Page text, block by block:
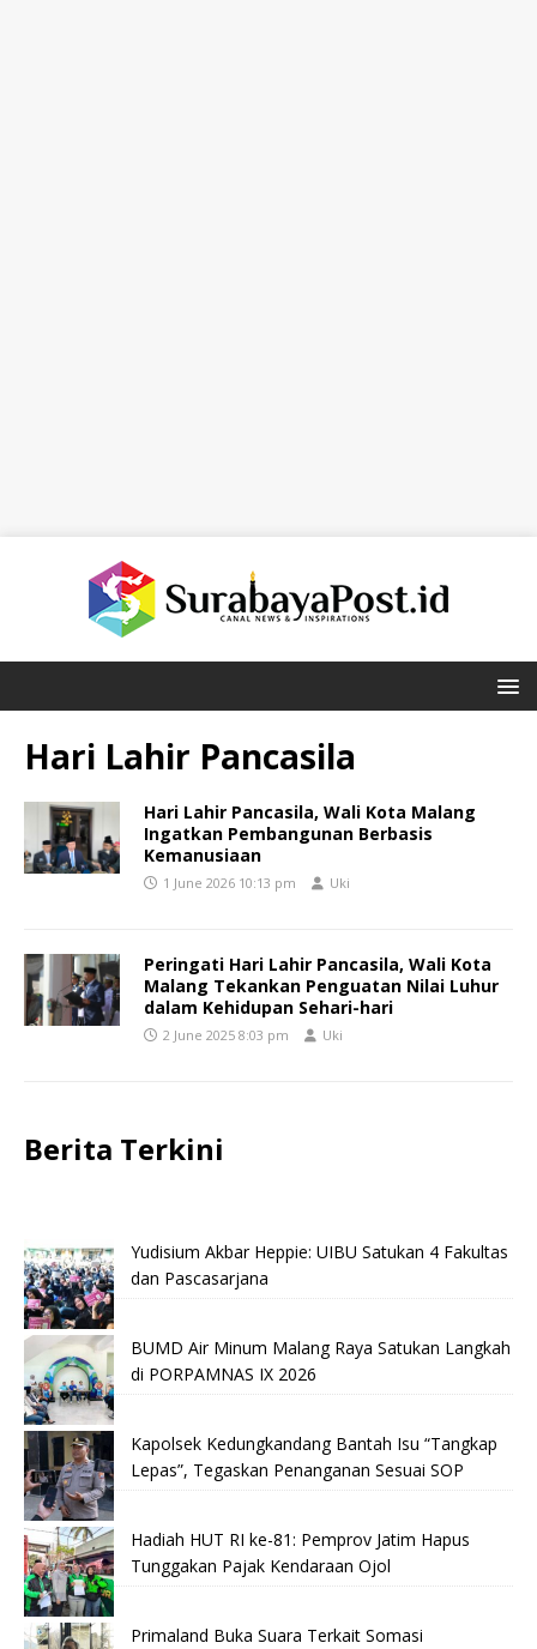
Hari Lahir Pancasila
Hari Lahir Pancasila, Wali Kota Malang
Ingatkan Pembangunan Berbasis
Kemanusiaan
1 June 2026 10:13 pm Uki
Peringati Hari Lahir Pancasila, Wali Kota
Malang Tekankan Penguatan Nilai Luhur
dalam Kehidupan Sehari-hari
2 June 2025 8:03 pm Uki
Berita Terkini
Yudisium Akbar Heppie: UIBU Satukan 4 Fakultas
dan Pascasarjana
BUMD Air Minum Malang Raya Satukan Langkah
di PORPAMNAS IX 2026
Kapolsek Kedungkandang Bantah Isu “Tangkap
Lepas”, Tegaskan Penanganan Sesuai SOP
Hadiah HUT RI ke-81: Pemprov Jatim Hapus
Tunggakan Pajak Kendaraan Ojol
Primaland Buka Suara Terkait Somasi